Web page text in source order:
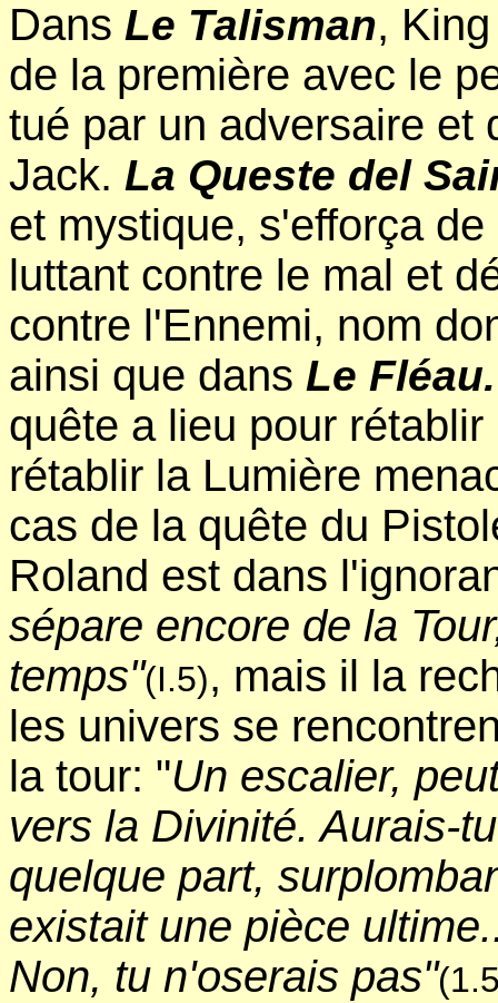
Dans Le Talisman,
de la première avec le
tué par un adversaire et
Jack. La Queste del
et mystique, s'efforça
luttant contre le mal et
contre l'Ennemi, nom
ainsi que dans Le Fléau.
quête a lieu pour
rétablir la Lumière
cas de la quête du
Roland est dans
sépare encore de la
temps"(I.5), mais il la
les univers se
la tour: "Un escalier,
vers la Divinité. Aurais-
quelque part,
existait une pièce
Non, tu n'oserais pas"